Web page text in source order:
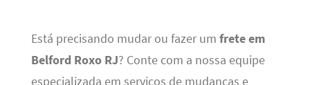
Está precisando mudar ou fazer um frete em
Belford Roxo RJ? Conte com a nossa equipe
especializada em serviços de mudanças e